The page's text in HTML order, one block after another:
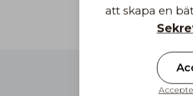
Gratis frakt till
att skapa en